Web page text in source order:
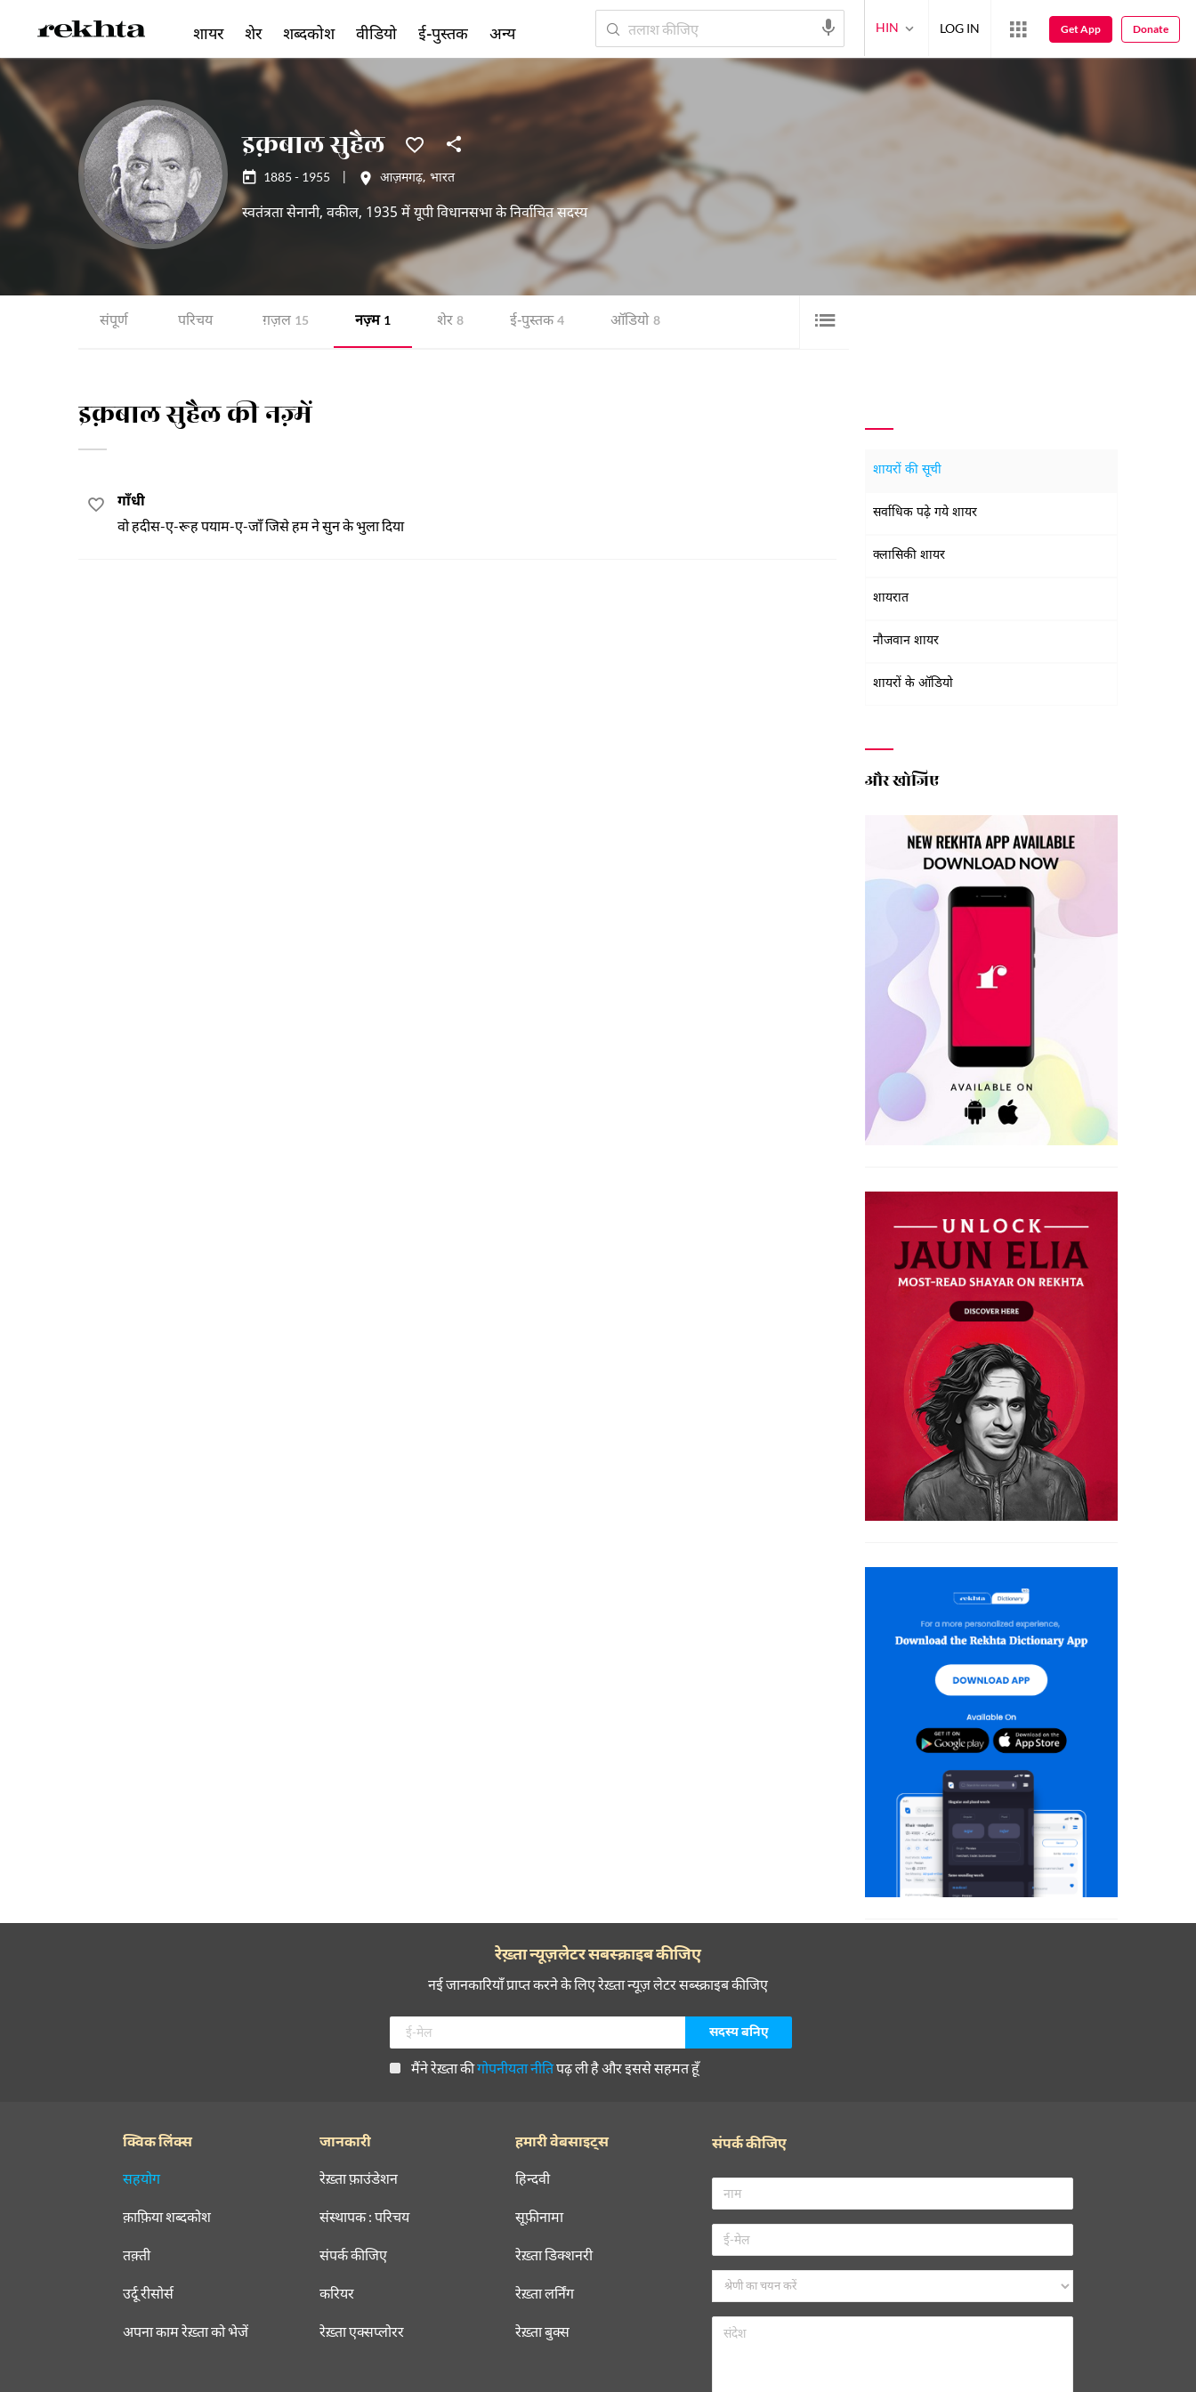
इक़बाल सुहैल
1885 - 1955 आज़मगढ़, भारत
स्वतंत्रता सेनानी, वकील, 1935 में यूपी विधानसभा के निर्वाचित सदस्य
संपूर्ण परिचय ग़ज़ल 15 नज़्म 1 शेर 8 ई-पुस्तक 4 ऑडियो 8
इक़बाल सुहैल की नज़्में
गाँधी
वो हदीस-ए-रूह पयाम-ए-जाँ जिसे हम ने सुन के भुला दिया
शायरों की सूची
सर्वाधिक पढ़े गये शायर
क्लासिकी शायर
शायरात
नौजवान शायर
शायरों के ऑडियो
और खोजिए
शायर शेर शब्दकोश वीडियो ई-पुस्तक अन्य HIN LOG IN Get App Donate
रेख़्ता न्यूज़लेटर सबस्क्राइब कीजिए
नई जानकारियाँ प्राप्त करने के लिए रेख़्ता न्यूज़ लेटर सब्स्क्राइब कीजिए
मैंने रेख़्ता कीगोपनीयता नीतिपढ़ ली है और इससे सहमत हूँ
क्विक लिंक्स
सहयोग
क़ाफ़िया शब्दकोश
तक़्ती
उर्दू रीसोर्स
अपना काम रेख़्ता को भेजें
जानकारी
रेख़्ता फ़ाउंडेशन
संस्थापक : परिचय
संपर्क कीजिए
करियर
रेख़्ता एक्सप्लोरर
हमारी वेबसाइट्स
हिन्दवी
सूफ़ीनामा
रेख़्ता डिक्शनरी
रेख़्ता लर्निंग
रेख़्ता बुक्स
संपर्क कीजिए